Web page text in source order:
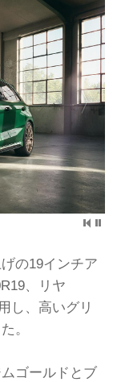
の19インチア
、リヤ
し、高いグリ
。
ゴールドとブ